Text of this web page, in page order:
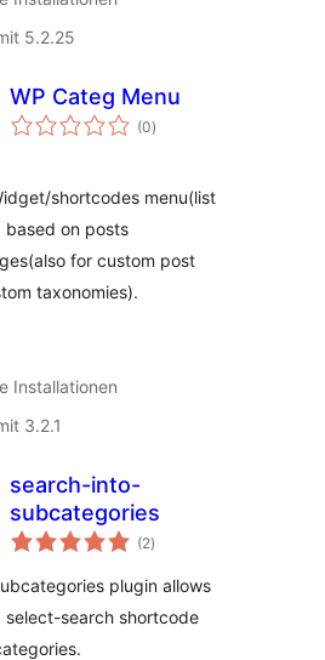
5.2.25
WP Categ Menu
(0Bewertungen
insgesamt
)
shortcodes menu(list
based on posts
for custom post
taxonomies).
Installationen
3.2.1
search-into-
subcategories
(2Bewertungen
insgesamt
)
plugin allows
select-search shortcode